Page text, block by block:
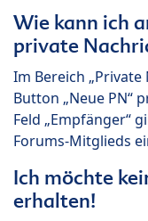
Wie kann ich
private
Im Bereich
Button „Neue PN“
Feld „Empfänger“
Forums-Mitglieds
Ich möchte
erhalten!